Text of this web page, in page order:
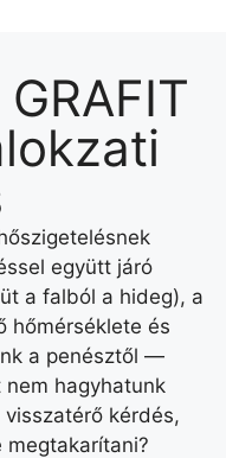
együtt járó
a falból a hideg), a
hőmérséklete és
a penésztől —
hagyhatunk
kérdés,
megtakarítani?